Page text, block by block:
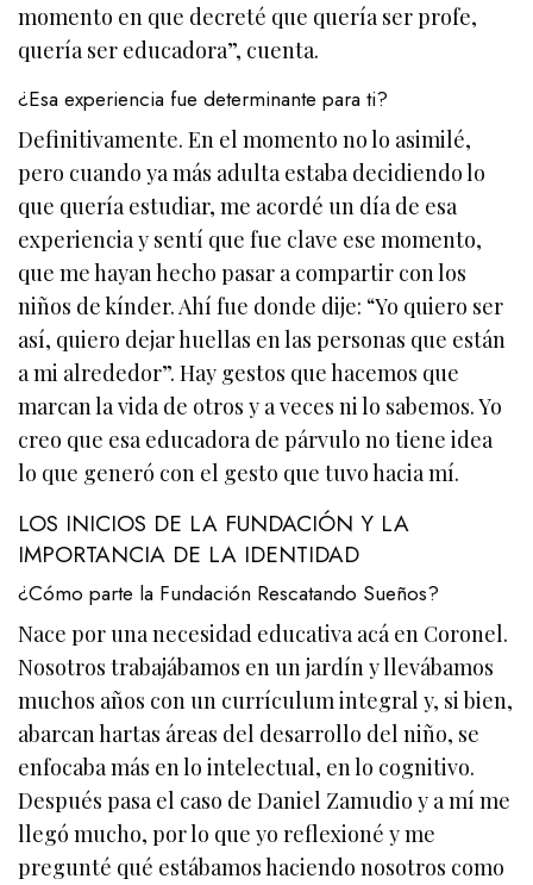
momento en que decreté que quería ser profe,
quería ser educadora”, cuenta.
¿Esa experiencia fue determinante para ti?
Definitivamente. En el momento no lo asimilé,
pero cuando ya más adulta estaba decidiendo lo
que quería estudiar, me acordé un día de esa
experiencia y sentí que fue clave ese momento,
que me hayan hecho pasar a compartir con los
niños de kínder. Ahí fue donde dije: “Yo quiero ser
así, quiero dejar huellas en las personas que están
a mi alrededor”. Hay gestos que hacemos que
marcan la vida de otros y a veces ni lo sabemos. Yo
creo que esa educadora de párvulo no tiene idea
lo que generó con el gesto que tuvo hacia mí.
LOS INICIOS DE LA FUNDACIÓN Y LA
IMPORTANCIA DE LA IDENTIDAD
¿Cómo parte la Fundación Rescatando Sueños?
Nace por una necesidad educativa acá en Coronel.
Nosotros trabajábamos en un jardín y llevábamos
muchos años con un currículum integral y, si bien,
abarcan hartas áreas del desarrollo del niño, se
enfocaba más en lo intelectual, en lo cognitivo.
Después pasa el caso de Daniel Zamudio y a mí me
llegó mucho, por lo que yo reflexioné y me
pregunté qué estábamos haciendo nosotros como